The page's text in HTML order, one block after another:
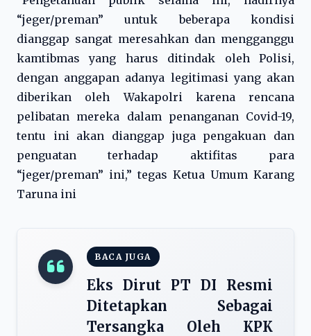
“jeger/preman” untuk beberapa kondisi
dianggap sangat meresahkan dan mengganggu
kamtibmas yang harus ditindak oleh Polisi,
dengan anggapan adanya legitimasi yang akan
diberikan oleh Wakapolri karena rencana
pelibatan mereka dalam penanganan Covid-19,
tentu ini akan dianggap juga pengakuan dan
penguatan terhadap aktifitas para
“jeger/preman” ini,” tegas Ketua Umum Karang
Taruna ini
BACA JUGA
Eks Dirut PT DI Resmi
Ditetapkan Sebagai
Tersangka Oleh KPK